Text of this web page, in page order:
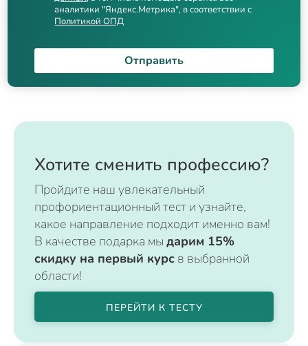
аналитики "Яндекс.Метрика", в соответствии с
Политикой ОПД
Отправить
Хотите сменить профессию?
Пройдите наш увлекательный
профориентационный тест и узнайте,
какое направление подходит именно вам!
В качестве подарка мы дарим 15%
скидку на первый курс в выбранной
области!
ПЕРЕЙТИ К ТЕСТУ